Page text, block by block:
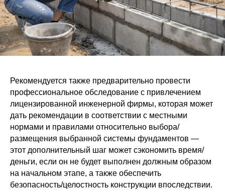
Рекомендуется также предварительно провести
профессиональное обследование с привлечением
лицензированной инженерной фирмы, которая может
дать рекомендации в соответствии с местными
нормами и правилами относительно выбора/
размещения выбранной системы фундаментов —
этот дополнительный шаг может сэкономить время/
деньги, если он не будет выполнен должным образом
на начальном этапе, а также обеспечить
безопасность/целостность конструкции впоследствии.